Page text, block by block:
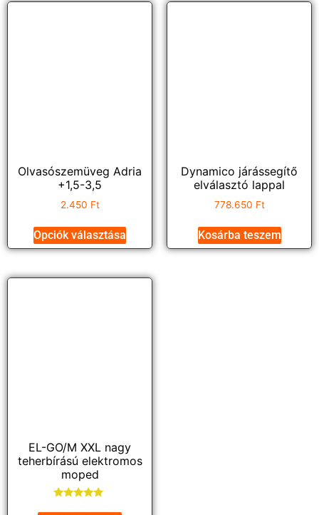
Olvasószemüveg Adria
+1,5-3,5
2.450 Ft
Opciók választása
Dynamico járássegítő
elválasztó lappal
778.650 Ft
Kosárba teszem
EL-GO/M XXL nagy
teherbírású elektromos
moped